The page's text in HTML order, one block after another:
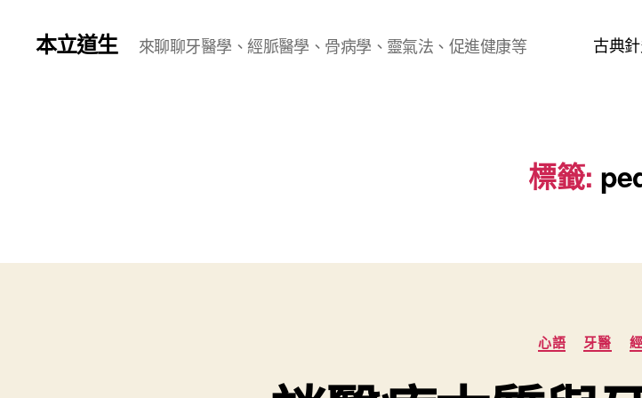
本立道生 來聊聊牙醫學、經脈醫學、骨病學、靈氣法、促進健康等 古典
標籤:
分
類
心語 牙醫